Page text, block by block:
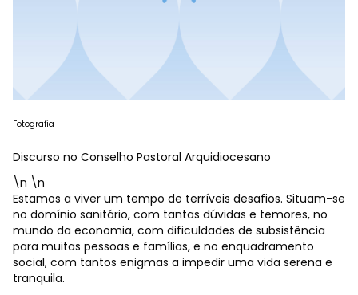
Fotografia
Discurso no Conselho Pastoral Arquidiocesano
\n \n
Estamos a viver um tempo de terríveis desafios. Situam-se
no domínio sanitário, com tantas dúvidas e temores, no
mundo da economia, com dificuldades de subsistência
para muitas pessoas e famílias, e no enquadramento
social, com tantos enigmas a impedir uma vida serena e
tranquila.